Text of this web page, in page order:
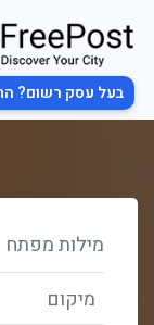
בעל עסק רשום?
מיקום